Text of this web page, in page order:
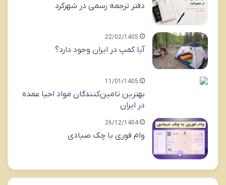
دفتر ترجمه رسمی در شهرکرد
22/02/1405
آیا کمپ در ایران وجود دارد؟
11/01/1405
بهترین تامین‌کنندگان مواد احیا عمده
در ایران
26/12/1404
وام فوری با چک صیادی